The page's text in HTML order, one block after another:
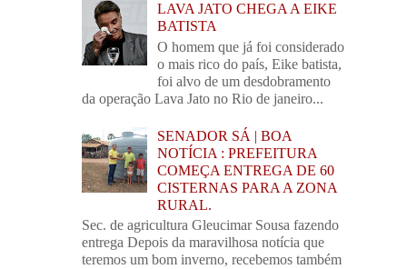
LAVA JATO CHEGA A EIKE
BATISTA
O homem que já foi considerado
o mais rico do país, Eike batista,
foi alvo de um desdobramento
da operação Lava Jato no Rio de janeiro...
SENADOR SÁ | BOA
NOTÍCIA : PREFEITURA
COMEÇA ENTREGA DE 60
CISTERNAS PARA A ZONA
RURAL.
Sec. de agricultura Gleucimar Sousa fazendo
entrega Depois da maravilhosa notícia que
teremos um bom inverno, recebemos também